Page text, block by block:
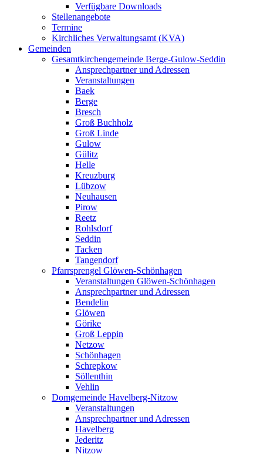
Verfügbare Downloads
Stellenangebote
Termine
Kirchliches Verwaltungsamt (KVA)
Gemeinden
Gesamtkirchengemeinde Berge-Gulow-Seddin
Ansprechpartner und Adressen
Veranstaltungen
Baek
Berge
Bresch
Groß Buchholz
Groß Linde
Gulow
Gülitz
Helle
Kreuzburg
Lübzow
Neuhausen
Pirow
Reetz
Rohlsdorf
Seddin
Tacken
Tangendorf
Pfarrsprengel Glöwen-Schönhagen
Veranstaltungen Glöwen-Schönhagen
Ansprechpartner und Adressen
Bendelin
Glöwen
Görike
Groß Leppin
Netzow
Schönhagen
Schrepkow
Söllenthin
Vehlin
Domgemeinde Havelberg-Nitzow
Veranstaltungen
Ansprechpartner und Adressen
Havelberg
Jederitz
Nitzow